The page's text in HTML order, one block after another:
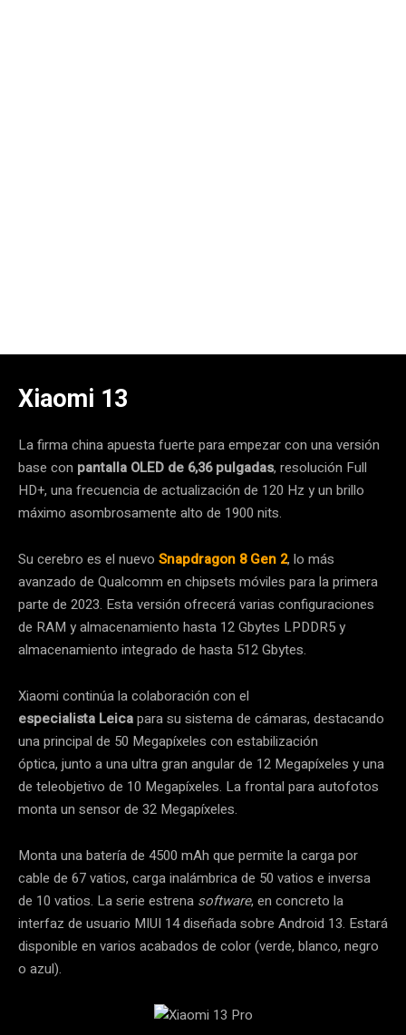
Xiaomi 13
La firma china apuesta fuerte para empezar con una versión
base con pantalla OLED de 6,36 pulgadas, resolución Full
HD+, una frecuencia de actualización de 120 Hz y un brillo
máximo asombrosamente alto de 1900 nits.
Su cerebro es el nuevo Snapdragon 8 Gen 2, lo más
avanzado de Qualcomm en chipsets móviles para la primera
parte de 2023. Esta versión ofrecerá varias configuraciones
de RAM y almacenamiento hasta 12 Gbytes LPDDR5 y
almacenamiento integrado de hasta 512 Gbytes.
Xiaomi continúa la colaboración con el
especialista Leicapara su sistema de cámaras, destacando
una principal de 50 Megapíxeles con estabilización
óptica, junto a una ultra gran angular de 12 Megapíxeles y una
de teleobjetivo de 10 Megapíxeles. La frontal para autofotos
monta un sensor de 32 Megapíxeles.
Monta una batería de 4500 mAh que permite la carga por
cable de 67 vatios, carga inalámbrica de 50 vatios e inversa
de 10 vatios. La serie estrena software, en concreto la
interfaz de usuario MIUI 14 diseñada sobre Android 13. Estará
disponible en varios acabados de color (verde, blanco, negro
o azul).